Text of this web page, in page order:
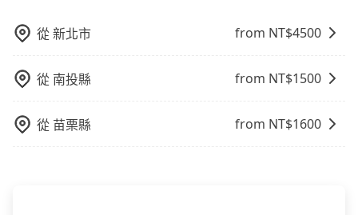
前通知我方，可提供全額退款或免費改期。如班機航行
時間減少而提前落地，可在落地後直接與司機電話聯
繫，司機只要車上無乘客或已經在機場周邊，會盡快配
合旅客乘車。
從新北市 from NT$4500
從 南投縣 from NT$1500
從 苗栗縣 from NT$1600